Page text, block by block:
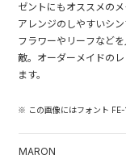
ゼントにもオススメのメ
アレンジのしやすいシ
フラワーやリーフなど
敵。オーダーメイドの
ます。
※ この画像にはフォント FE-
MARON